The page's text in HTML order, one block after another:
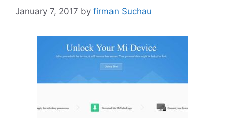
January 7, 2017 by firman Suchau